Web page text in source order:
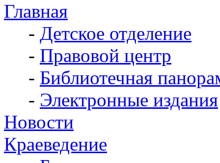
Главная
- Детское отделение
- Правовой центр
- Библиотечная
- Электронные издания
Новости
Краеведение